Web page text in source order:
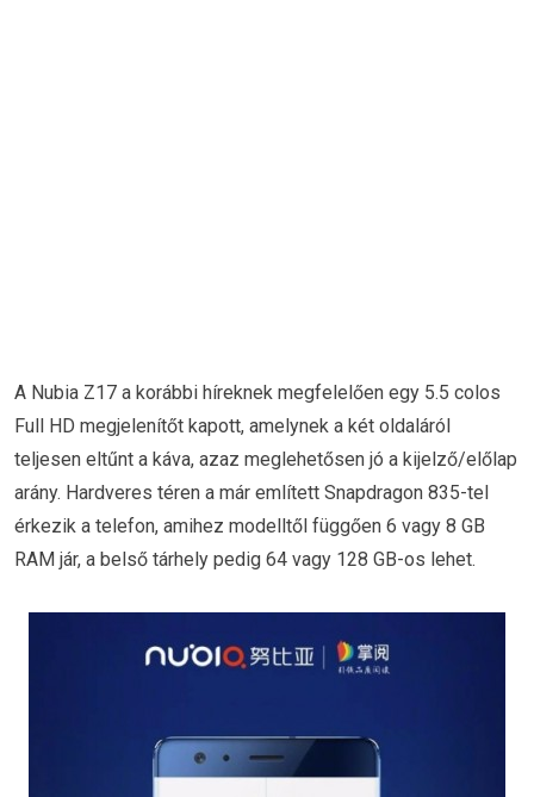
A Nubia Z17 a korábbi híreknek megfelelően egy 5.5 colos
Full HD megjelenítőt kapott, amelynek a két oldaláról
teljesen eltűnt a káva, azaz meglehetősen jó a kijelző/előlap
arány. Hardveres téren a már említett Snapdragon 835-tel
érkezik a telefon, amihez modelltől függően 6 vagy 8 GB
RAM jár, a belső tárhely pedig 64 vagy 128 GB-os lehet.